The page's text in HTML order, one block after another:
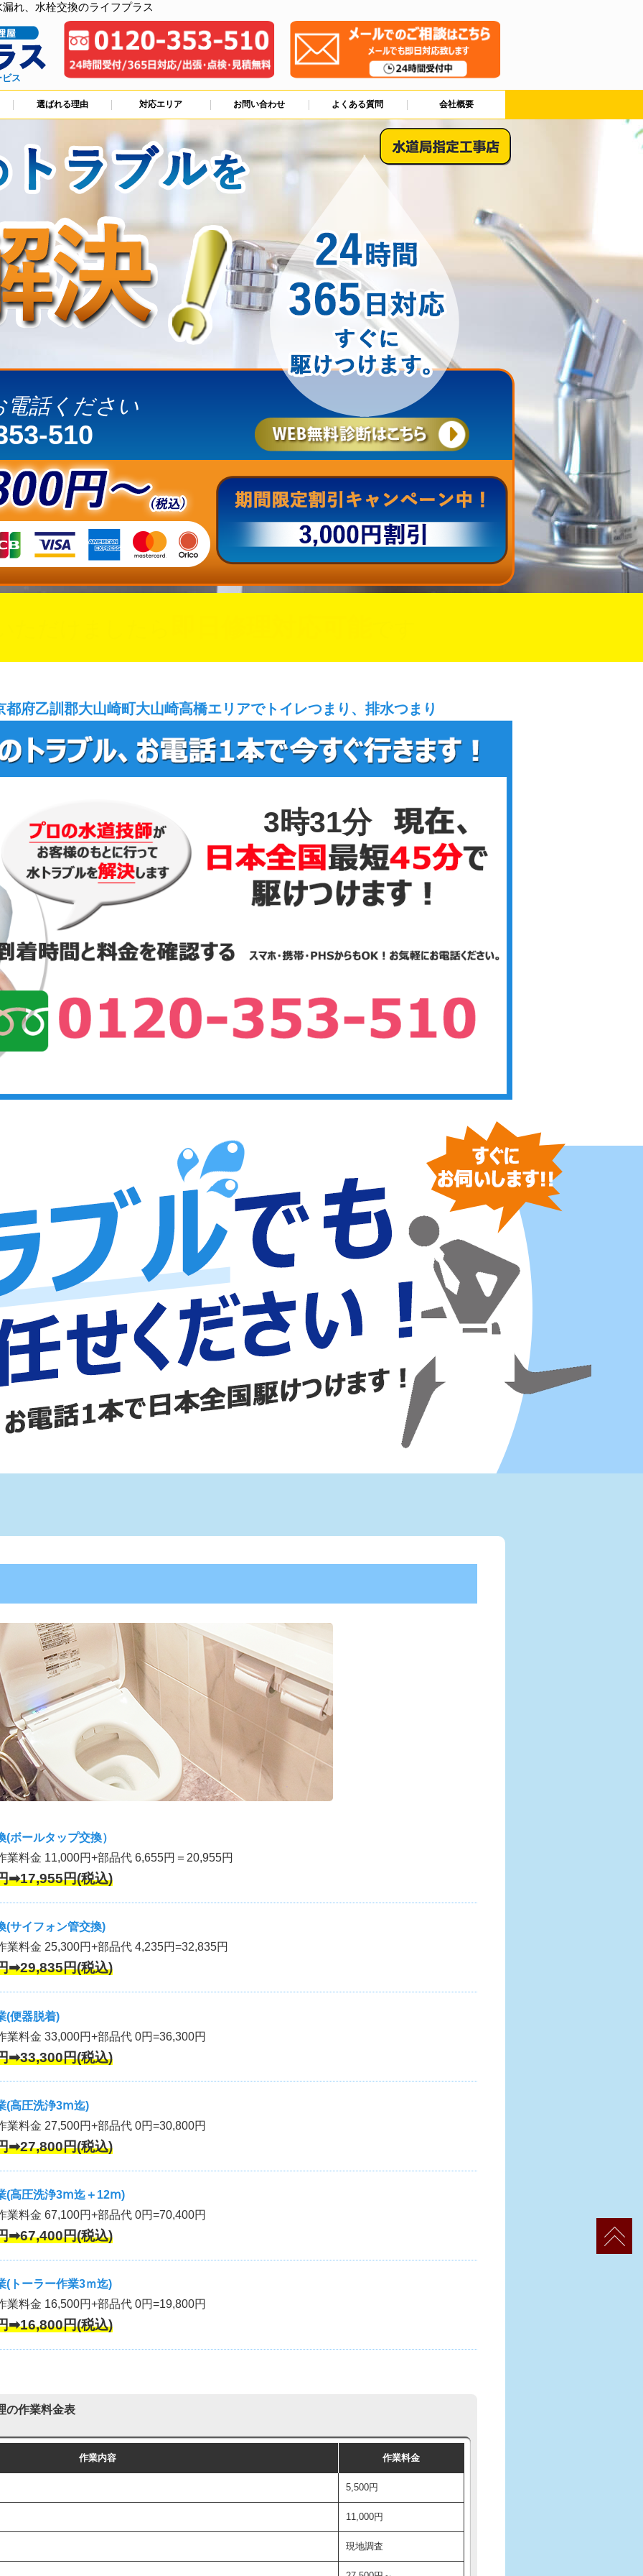
れ、水栓交換のライフプラス
ス
選ばれる理由 対応エリア お問い合わせ よくある質問 会社概要
話ください
510
都府乙訓郡大山崎町大山崎高橋エリアでトイレつまり、排水つまり
3時31分
ボールタップ交換）
業料金 11,000円+部品代 6,655円＝20,955円
➡17,955円(税込)
(サイフォン管交換)
業料金 25,300円+部品代 4,235円=32,835円
➡29,835円(税込)
(便器脱着)
業料金 33,000円+部品代 0円=36,300円
➡33,300円(税込)
(高圧洗浄3ⅿ迄)
業料金 27,500円+部品代 0円=30,800円
➡27,800円(税込)
(高圧洗浄3ⅿ迄＋12ⅿ)
業料金 67,100円+部品代 0円=70,400円
➡67,400円(税込)
(トーラー作業3ｍ迄)
業料金 16,500円+部品代 0円=19,800円
➡16,800円(税込)
の作業料金表
作業内容 作業料金
5,500円
11,000円
現地調査